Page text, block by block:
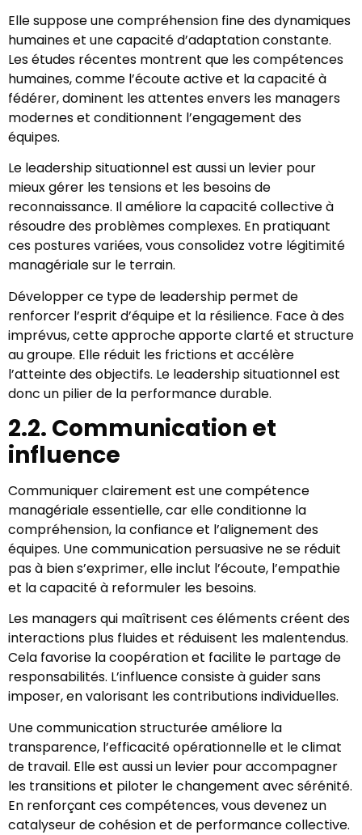
Elle suppose une compréhension fine des dynamiques
humaines et une capacité d’adaptation constante.
Les études récentes montrent que les compétences
humaines, comme l’écoute active et la capacité à
fédérer, dominent les attentes envers les managers
modernes et conditionnent l’engagement des
équipes.
Le leadership situationnel est aussi un levier pour
mieux gérer les tensions et les besoins de
reconnaissance. Il améliore la capacité collective à
résoudre des problèmes complexes. En pratiquant
ces postures variées, vous consolidez votre légitimité
managériale sur le terrain.
Développer ce type de leadership permet de
renforcer l’esprit d’équipe et la résilience. Face à des
imprévus, cette approche apporte clarté et structure
au groupe. Elle réduit les frictions et accélère
l’atteinte des objectifs. Le leadership situationnel est
donc un pilier de la performance durable.
2.2. Communication et
influence
Communiquer clairement est une compétence
managériale essentielle, car elle conditionne la
compréhension, la confiance et l’alignement des
équipes. Une communication persuasive ne se réduit
pas à bien s’exprimer, elle inclut l’écoute, l’empathie
et la capacité à reformuler les besoins.
Les managers qui maîtrisent ces éléments créent des
interactions plus fluides et réduisent les malentendus.
Cela favorise la coopération et facilite le partage de
responsabilités. L’influence consiste à guider sans
imposer, en valorisant les contributions individuelles.
Une communication structurée améliore la
transparence, l’efficacité opérationnelle et le climat
de travail. Elle est aussi un levier pour accompagner
les transitions et piloter le changement avec sérénité.
En renforçant ces compétences, vous devenez un
catalyseur de cohésion et de performance collective.